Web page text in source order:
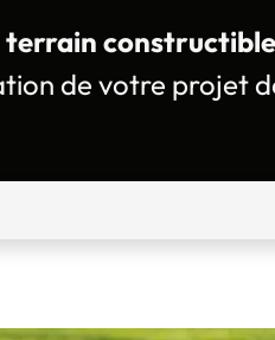
terrain
de votre projet